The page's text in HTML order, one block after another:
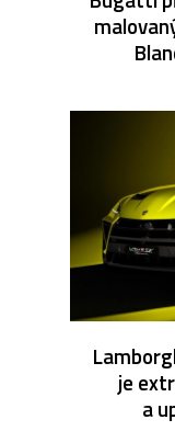
je
a